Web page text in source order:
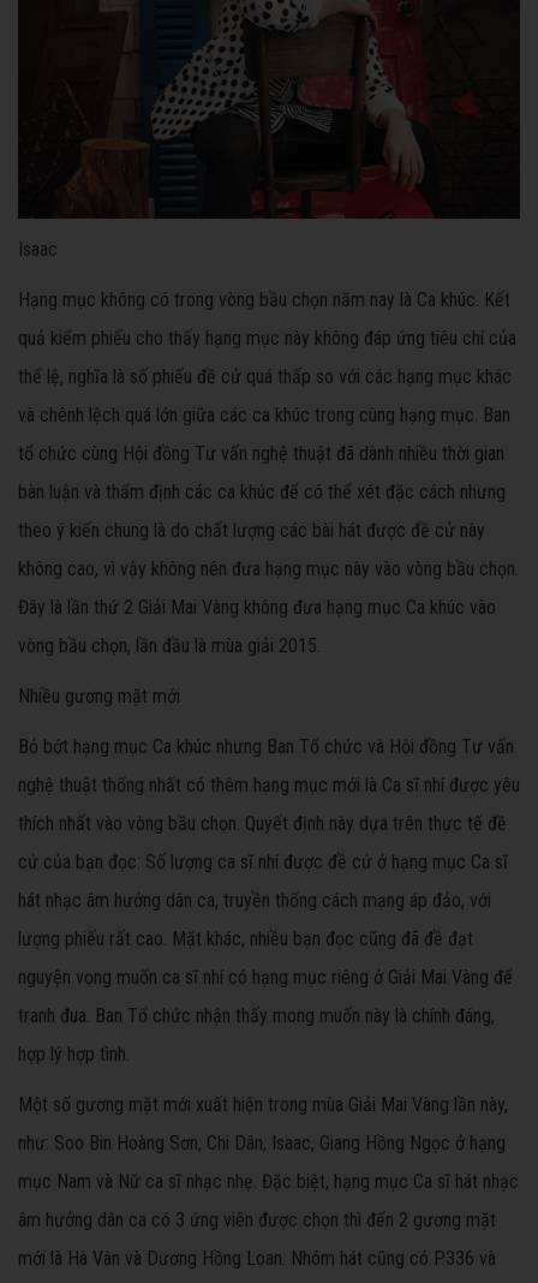
Isaac
Hạng mục không có trong vòng bầu chọn năm nay là Ca khúc. Kết
quả kiểm phiếu cho thấy hạng mục này không đáp ứng tiêu chí của
thể lệ, nghĩa là số phiếu đề cử quá thấp so với các hạng mục khác
và chênh lệch quá lớn giữa các ca khúc trong cùng hạng mục. Ban
tổ chức cùng Hội đồng Tư vấn nghệ thuật đã dành nhiều thời gian
bàn luận và thẩm định các ca khúc để có thể xét đặc cách nhưng
theo ý kiến chung là do chất lượng các bài hát được đề cử này
không cao, vì vậy không nên đưa hạng mục này vào vòng bầu chọn.
Đây là lần thứ 2 Giải Mai Vàng không đưa hạng mục Ca khúc vào
vòng bầu chọn, lần đầu là mùa giải 2015.
Nhiều gương mặt mới
Bỏ bớt hạng mục Ca khúc nhưng Ban Tổ chức và Hội đồng Tư vấn
nghệ thuật thống nhất có thêm hạng mục mới là Ca sĩ nhí được yêu
thích nhất vào vòng bầu chọn. Quyết định này dựa trên thực tế đề
cử của bạn đọc: Số lượng ca sĩ nhí được đề cử ở hạng mục Ca sĩ
hát nhạc âm hưởng dân ca, truyền thống cách mạng áp đảo, với
lượng phiếu rất cao. Mặt khác, nhiều bạn đọc cũng đã đề đạt
nguyện vọng muốn ca sĩ nhí có hạng mục riêng ở Giải Mai Vàng để
tranh đua. Ban Tổ chức nhận thấy mong muốn này là chính đáng,
hợp lý hợp tình.
Một số gương mặt mới xuất hiện trong mùa Giải Mai Vàng lần này,
như: Soo Bin Hoàng Sơn, Chi Dân, Isaac, Giang Hồng Ngọc ở hạng
mục Nam và Nữ ca sĩ nhạc nhẹ. Đặc biệt, hạng mục Ca sĩ hát nhạc
âm hưởng dân ca có 3 ứng viên được chọn thì đến 2 gương mặt
mới là Hà Vân và Dương Hồng Loan. Nhóm hát cũng có P.336 và